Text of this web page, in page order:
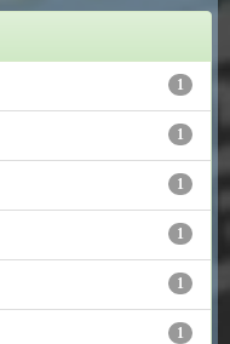
1
1
1
1
1
1